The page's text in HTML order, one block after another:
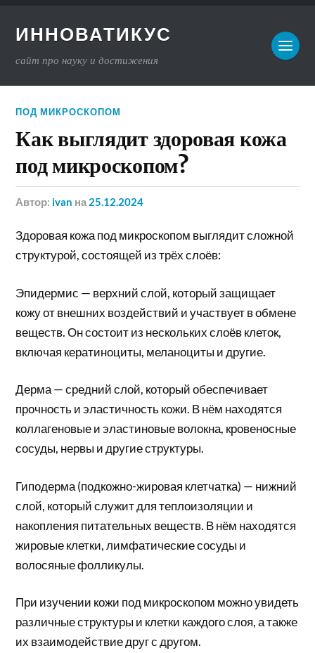
ИННОВАТИКУС
сайт про науку и достижения
ПОД МИКРОСКОПОМ
Как выглядит здоровая кожа
под микроскопом?
Автор: ivan на 25.12.2024
Здоровая кожа под микроскопом выглядит сложной
структурой, состоящей из трёх слоёв:
Эпидермис — верхний слой, который защищает
кожу от внешних воздействий и участвует в обмене
веществ. Он состоит из нескольких слоёв клеток,
включая кератиноциты, меланоциты и другие.
Дерма — средний слой, который обеспечивает
прочность и эластичность кожи. В нём находятся
коллагеновые и эластиновые волокна, кровеносные
сосуды, нервы и другие структуры.
Гиподерма (подкожно-жировая клетчатка) — нижний
слой, который служит для теплоизоляции и
накопления питательных веществ. В нём находятся
жировые клетки, лимфатические сосуды и
волосяные фолликулы.
При изучении кожи под микроскопом можно увидеть
различные структуры и клетки каждого слоя, а также
их взаимодействие друг с другом.